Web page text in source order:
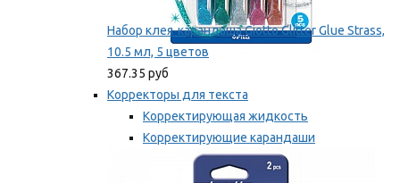
Набор клея-карандаша Giotto Glitter Glue Strass,
10.5 мл, 5 цветов
367.35 руб
Корректоры для текста
Корректирующая жидкость
Корректирующие карандаши
Корректирующие ленты